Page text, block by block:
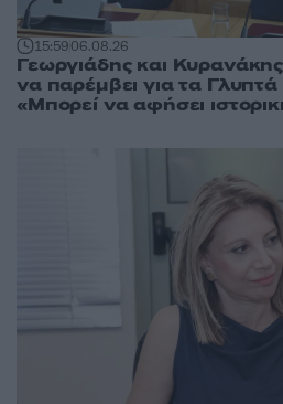
15:5906.08.26
Γεωργιάδης και
να παρέμβει για τα
«Μπορεί να αφήσει